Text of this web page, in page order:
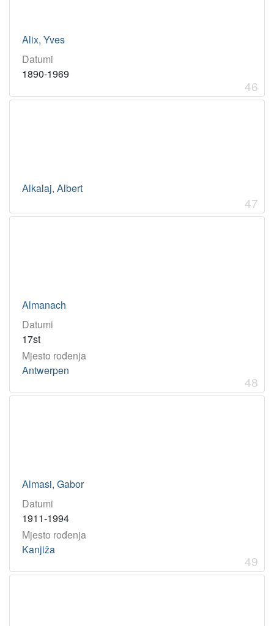
Alix, Yves
Datumi
1890-1969
46
Alkalaj, Albert
47
Almanach
Datumi
17st
Mjesto rođenja
Antwerpen
48
Almasi, Gabor
Datumi
1911-1994
Mjesto rođenja
Kanjiža
49